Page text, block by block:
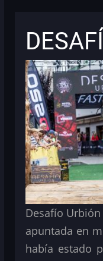
Desafío
apuntada en
había estado